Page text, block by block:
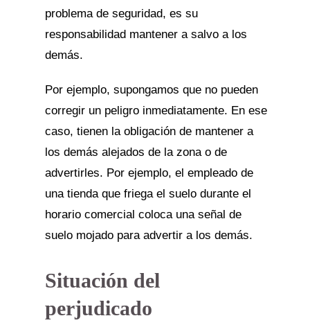
problema de seguridad, es su
responsabilidad mantener a salvo a los
demás.
Por ejemplo, supongamos que no pueden
corregir un peligro inmediatamente. En ese
caso, tienen la obligación de mantener a
los demás alejados de la zona o de
advertirles. Por ejemplo, el empleado de
una tienda que friega el suelo durante el
horario comercial coloca una señal de
suelo mojado para advertir a los demás.
Situación del
perjudicado